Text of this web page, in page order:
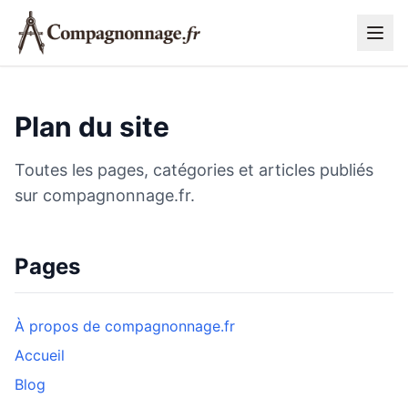
Plan du site
Toutes les pages, catégories et articles publiés
sur compagnonnage.fr.
Pages
À propos de compagnonnage.fr
Accueil
Blog